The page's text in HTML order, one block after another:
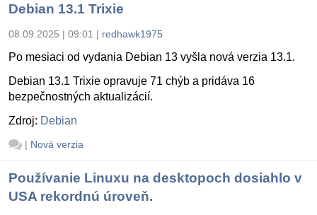
Debian 13.1 Trixie
08.09.2025 | 09:01 | redhawk1975
Po mesiaci od vydania Debian 13 vyšla nová verzia 13.1.
Debian 13.1 Trixie opravuje 71 chýb a pridáva 16
bezpečnostných aktualizácií.
Zdroj: Debian
| Nová verzia
Používanie Linuxu na desktopoch dosiahlo v
USA rekordnú úroveň.